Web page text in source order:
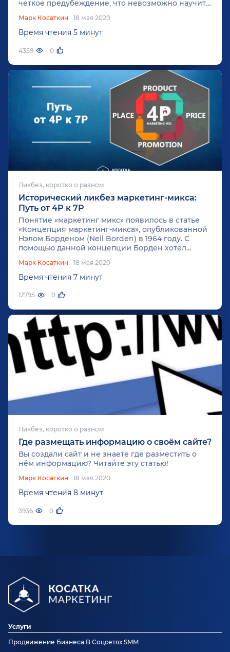
четкое предубеждение, что невозможно научить
велосипеде в теории. И со взрослыми та же
самая история. Ну как можно научиться
Марк Косаткин 18 мая 2020
Время чтения 5 минут
4359 0
Ликбез, коротко о разном
Исторический ликбез маркетинг-микса:
Путь от 4P к 7P
Понятие «маркетинг микс» появилось в статье
«Концепция маркетинг-микса», опубликованной
Нэлом Борденом (Neil Borden) в 1964 году. С
помощью данной концепции Борден хотел
маркетинга, необходимые для создания
маркетингового плана по развитию товара
маркетинга «маркетинг — микс» по Бордену
«ингредиентов»:
Марк Косаткин 18 мая 2020
Время чтения 7 минут
12795 0
Ликбез, коротко о разном
Где размещать информацию о своём сайте?
Вы создали сайт и не знаете где разместить о
нём информацию? Читайте эту статью!
Марк Косаткин 18 мая 2020
Время чтения 8 минут
3936 0
Услуги
Продвижение Бизнеса В Соцсетях SMM